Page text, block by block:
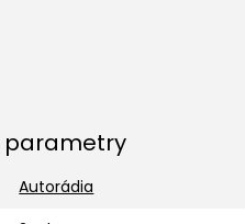
parametry
Autorádia